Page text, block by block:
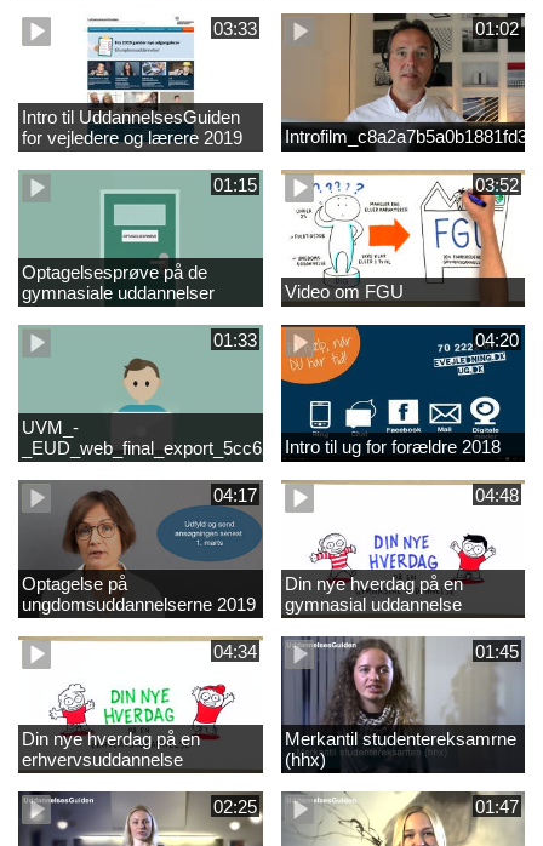
03:33
Intro til UddannelsesGuiden
for vejledere og lærere 2019
01:02
01:15
Optagelsesprøve på de
gymnasiale uddannelser
03:52
Video om FGU
01:33
UVM_-
04:20
Intro til ug for forældre 2018
04:17
Optagelse på
ungdomsuddannelserne 2019
04:48
Din nye hverdag på en
gymnasial uddannelse
04:34
Din nye hverdag på en
erhvervsuddannelse
01:45
Merkantil studentereksamrne
(hhx)
02:25 01:47